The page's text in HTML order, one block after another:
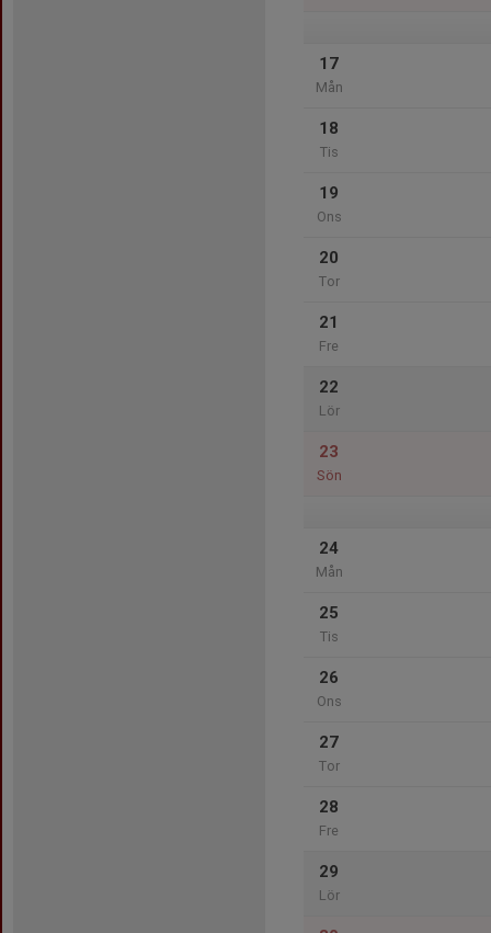
17
Mån
18
Tis
19
Ons
20
Tor
21
Fre
22
Lör
23
Sön
24
Mån
25
Tis
26
Ons
27
Tor
28
Fre
29
Lör